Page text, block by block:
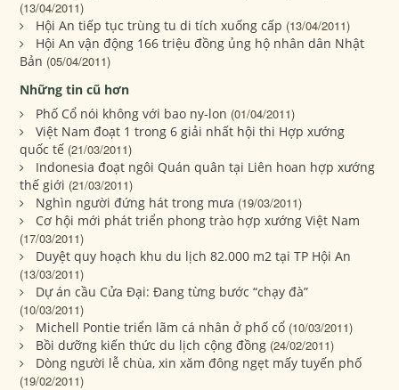
(13/04/2011)
Hội An tiếp tục trùng tu di tích xuống cấp (13/04/2011)
Hội An vận động 166 triệu đồng ủng hộ nhân dân Nhật
Bản (05/04/2011)
Những tin cũ hơn
Phố Cổ nói không với bao ny-lon (01/04/2011)
Việt Nam đoạt 1 trong 6 giải nhất hội thi Hợp xướng
quốc tế (21/03/2011)
Indonesia đoạt ngôi Quán quân tại Liên hoan hợp xướng
thế giới (21/03/2011)
Nghìn người đứng hát trong mưa (19/03/2011)
Cơ hội mới phát triển phong trào hợp xướng Việt Nam
(17/03/2011)
Duyệt quy hoạch khu du lịch 82.000 m2 tại TP Hội An
(13/03/2011)
Dự án cầu Cửa Đại: Đang từng bước “chạy đà”
(10/03/2011)
Michell Pontie triển lãm cá nhân ở phố cổ (10/03/2011)
Bồi dưỡng kiến thức du lịch cộng đồng (24/02/2011)
Dòng người lễ chùa, xin xăm đông ngẹt mấy tuyến phố
(19/02/2011)